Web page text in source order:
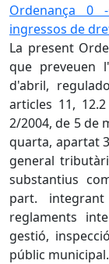
Ordenança 0
ingressos de
La present
que preveuen
d'abril,
articles 11,
2/2004, de 5 de
quarta, apartat
general
substantius
part.
reglaments
gestió,
públic municipal.